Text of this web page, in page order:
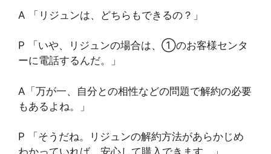
A 「リジュンは、どちらもできるの？」
P 「いや、リジュンの場合は、①のお客様センタ
ーに電話するんだ。」
A「万が一、自分との相性などの問題で解約の必要
もあるよね。」
P 「そうだね。リジュンの解約方法があらかじめ